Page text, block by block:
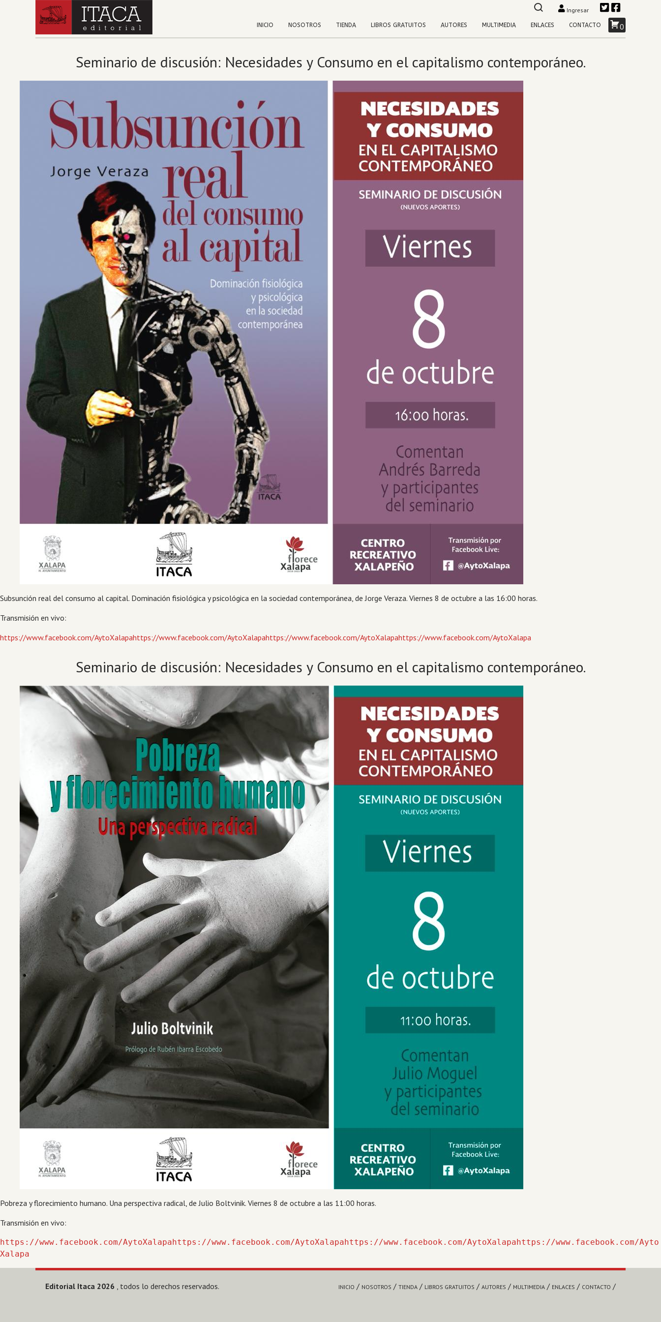
Ingresar
0
INICIO NOSOTROS TIENDA LIBROS GRATUITOS AUTORES MULTIMEDIA ENLACES CONTACTO
Seminario de discusión: Necesidades y Consumo en el capitalismo contemporáneo.
Subsunción real del consumo al capital. Dominación fisiológica y psicológica en la sociedad contemporánea, de Jorge Veraza. Viernes 8 de octubre a las 16:00 horas.
Transmisión en vivo:
https://www.facebook.com/AytoXalapahttps://www.facebook.com/AytoXalapahttps://www.facebook.com/AytoXalapahttps://www.facebook.com/AytoXalapa
Seminario de discusión: Necesidades y Consumo en el capitalismo contemporáneo.
Pobreza y florecimiento humano. Una perspectiva radical, de Julio Boltvinik. Viernes 8 de octubre a las 11:00 horas.
Transmisión en vivo:
https://www.facebook.com/AytoXalapahttps://www.facebook.com/AytoXalapahttps://www.facebook.com/AytoXalapahttps://www.facebook.com/Ayto
Xalapa
Editorial Itaca 2026 , todos lo derechos reservados. INICIO NOSOTROS TIENDA LIBROS GRATUITOS AUTORES MULTIMEDIA ENLACES CONTACTO